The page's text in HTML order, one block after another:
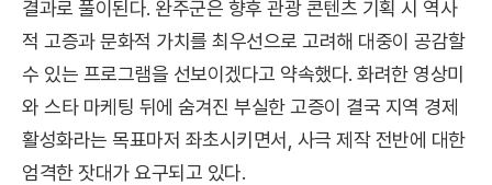
결과로 풀이된다. 완주군은 향후 관광 콘텐츠 기획 시 역사
적 고증과 문화적 가치를 최우선으로 고려해 대중이 공감할
수 있는 프로그램을 선보이겠다고 약속했다. 화려한 영상미
와 스타 마케팅 뒤에 숨겨진 부실한 고증이 결국 지역 경제
활성화라는 목표마저 좌초시키면서, 사극 제작 전반에 대한
엄격한 잣대가 요구되고 있다.